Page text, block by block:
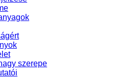
szerepe